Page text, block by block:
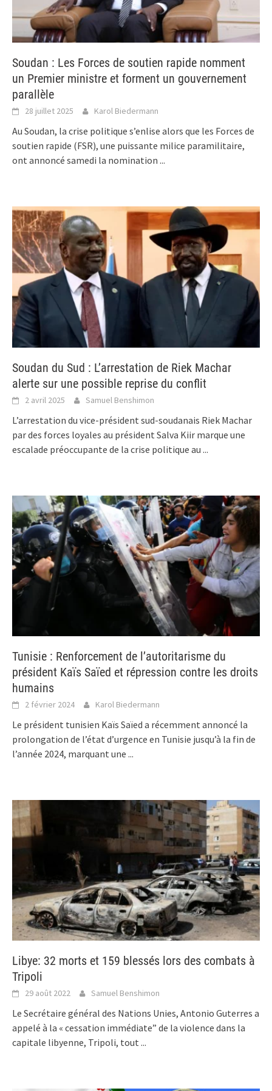
Soudan : Les Forces de soutien rapide nomment
un Premier ministre et forment un gouvernement
parallèle
28 juillet 2025 Karol Biedermann
Au Soudan, la crise politique s’enlise alors que les Forces de
soutien rapide (FSR), une puissante milice paramilitaire,
ont annoncé samedi la nomination ...
Soudan du Sud : L’arrestation de Riek Machar
alerte sur une possible reprise du conflit
2 avril 2025 Samuel Benshimon
L’arrestation du vice-président sud-soudanais Riek Machar
par des forces loyales au président Salva Kiir marque une
escalade préoccupante de la crise politique au ...
Tunisie : Renforcement de l’autoritarisme du
président Kaïs Saïed et répression contre les droits
humains
2 février 2024 Karol Biedermann
Le président tunisien Kaïs Saïed a récemment annoncé la
prolongation de l’état d’urgence en Tunisie jusqu’à la fin de
l’année 2024, marquant une ...
Libye: 32 morts et 159 blessés lors des combats à
Tripoli
29 août 2022 Samuel Benshimon
Le Secrétaire général des Nations Unies, Antonio Guterres a
appelé à la « cessation immédiate” de la violence dans la
capitale libyenne, Tripoli, tout ...